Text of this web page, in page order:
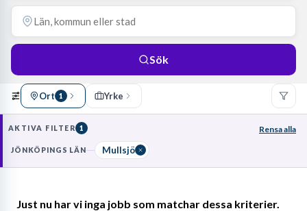
Sök
Ort 1 Yrke
AKTIVA FILTER 1 Rensa alla
JÖNKÖPINGS LÄN Mullsjö
Just nu har vi inga jobb som matchar dessa kriterier.